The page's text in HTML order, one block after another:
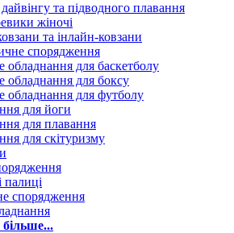
та підводного плавання
жіночі
та інлайн-ковзани
спорядження
обладнання для баскетболу
обладнання для боксу
обладнання для футболу
для йоги
для плавання
для скітуризму
палиці
спорядження